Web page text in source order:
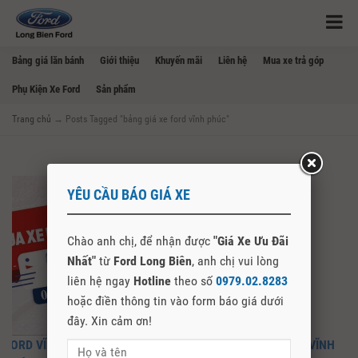
Bảng giá lăn bánh Giới thiệu Khuyến mãi Liên hệ Mua xe trả góp
Phụ Kiện Xe Ford Sản phẩm
Trang chủ → Posts Tagged "bảng giá xe ford vĩnh phúc"
FORD VĨNH PHÚC – CẬP NHẬT GIÁ XE, MUA XE FORD TẠI VĨNH
YÊU CẦU BÁO GIÁ XE
Chào anh chị, để nhận được "Giá Xe Ưu Đãi
Nhất" từ Ford Long Biên, anh chị vui lòng
liên hệ ngay Hotline theo số 0979.02.8283
hoặc điền thông tin vào form báo giá dưới
đây. Xin cảm ơn!